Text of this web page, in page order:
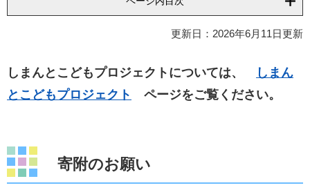
更新日：2026年6月11日更新
しまんとこどもプロジェクトについては、
しまん
とこどもプロジェクト
ページをご覧ください。
寄附のお願い